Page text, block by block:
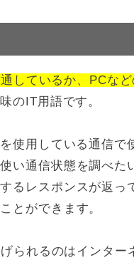
しているか、PCな
のIT用語です。
使用している通信で
い通信状態を調べた
るレスポンスが返っ
とができます。
られるのはインタ